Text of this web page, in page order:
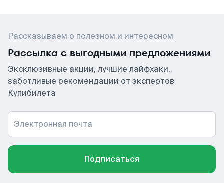
Рассказываем о полезном и интересном
Рассылка с выгодными предложениями
Эксклюзивные акции, лучшие лайфхаки,
заботливые рекомендации от экспертов
Купибилета
Электронная почта
Подписаться